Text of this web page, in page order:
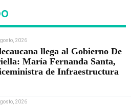
2026
llega al Gobierno De
María Fernanda Santa,
de Infraestructura
2026